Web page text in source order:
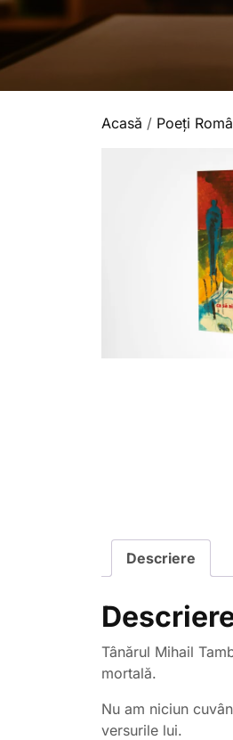
Acasă / Poeți
Descriere
Tânărul Mihail
mortală.
Nu am niciun
versurile lui.